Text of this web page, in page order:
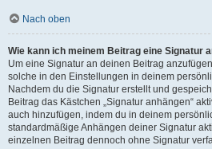
Nach oben
Wie kann ich meinem Beitrag eine Signatur
Um eine Signatur an deinen Beitrag
solche in den Einstellungen in deinem
Nachdem du die Signatur erstellt und
Beitrag das Kästchen „Signatur anhängen“
auch hinzufügen, indem du in deinem
standardmäßige Anhängen deiner Signatur
einzelnen Beitrag dennoch ohne Signatur